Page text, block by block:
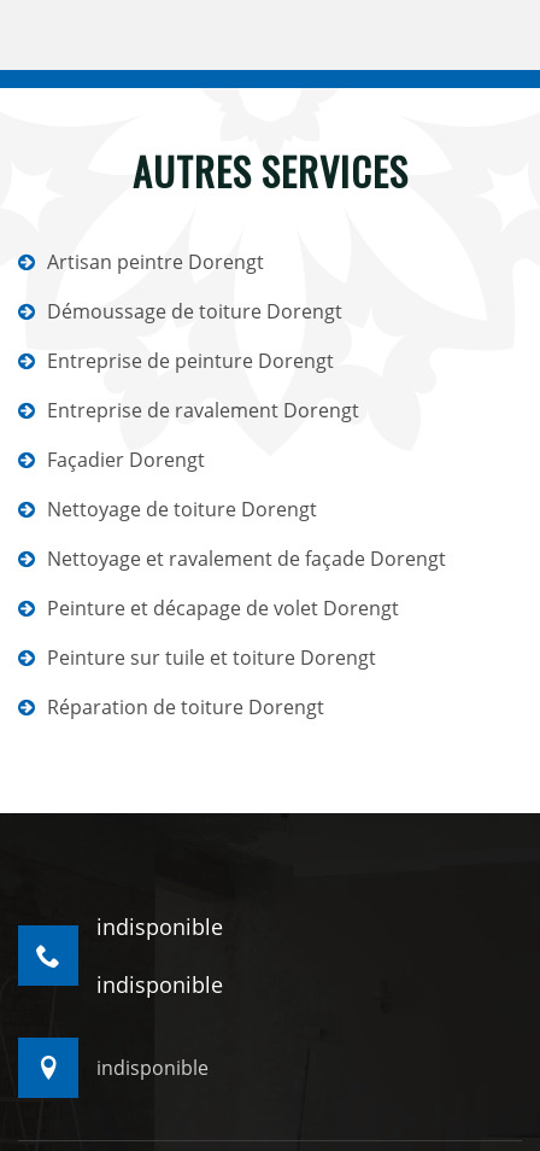
AUTRES SERVICES
Artisan peintre Dorengt
Démoussage de toiture Dorengt
Entreprise de peinture Dorengt
Entreprise de ravalement Dorengt
Façadier Dorengt
Nettoyage de toiture Dorengt
Nettoyage et ravalement de façade Dorengt
Peinture et décapage de volet Dorengt
Peinture sur tuile et toiture Dorengt
Réparation de toiture Dorengt
indisponible
indisponible
indisponible